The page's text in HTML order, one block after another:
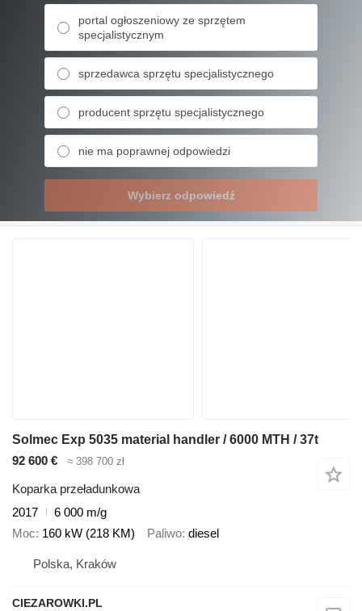
portal ogłoszeniowy ze sprzętem
specjalistycznym
sprzedawca sprzętu specjalistycznego
producent sprzętu specjalistycznego
nie ma poprawnej odpowiedzi
Wybierz odpowiedź
Solmec Exp 5035 material handler / 6000 MTH / 37t
92 600 €
≈ 398 700 zł
Koparka przeładunkowa
2017
6 000 m/g
Moc 160 kW (218 KM) Paliwo diesel
Polska, Kraków
CIEZAROWKI.PL